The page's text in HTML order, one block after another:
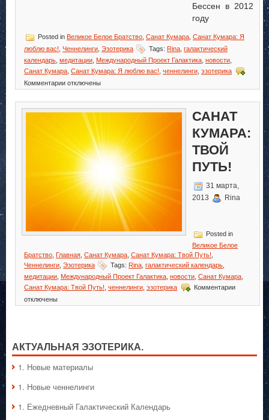
Бессен в 2012
году
Posted in Великое Белое Братство Санат Кумара Санат Кумара: Я
люблю вас! Ченнелинги Эзотерика Tags: Rina галактический
календарь медитации Международный Проект Галактика новости
Санат Кумара Санат Кумара: Я люблю вас! ченнелинги эзотерика
Комментариик
Санат
Кумара:
отключены
САНАТ
КУМАРА:
ТВОЙ
ПУТЬ!
31 марта,
2013
Rina
Posted in
Великое Белое
Братство
Главная Санат Кумара Санат Кумара: Твой Путь!
Ченнелинги Эзотерика Tags: Rina галактический календарь
медитации Международный Проект Галактика новости Санат Кумара
Санат Кумара: Твой Путь! ченнелинги эзотерика Комментариик
Санат
отключены
АКТУАЛЬНАЯ ЭЗОТЕРИКА.
1. Hовые материалы
1. Hовые ченнелинги
1. Ежедневный Галактический Календарь